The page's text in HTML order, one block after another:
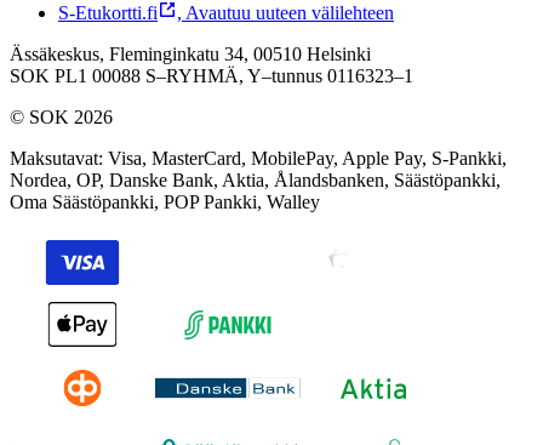
S-Etukortti.fi
, Avautuu uuteen välilehteen
Ässäkeskus, Fleminginkatu 34, 00510 Helsinki
SOK PL1 00088 S–RYHMÄ, Y–tunnus 0116323–1
© SOK 2026
Maksutavat: Visa, MasterCard, MobilePay, Apple Pay, S-Pankki,
Nordea, OP, Danske Bank, Aktia, Ålandsbanken, Säästöpankki,
Oma Säästöpankki, POP Pankki, Walley